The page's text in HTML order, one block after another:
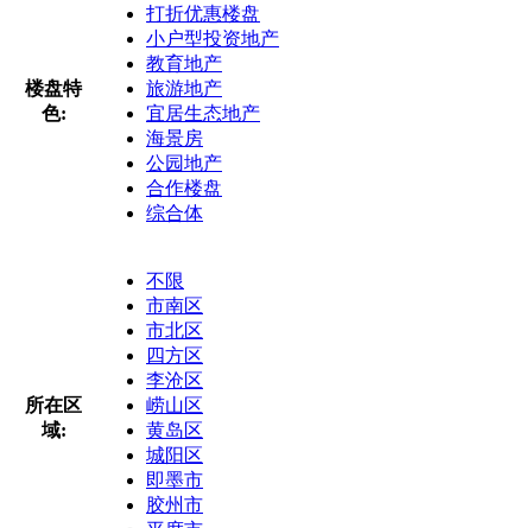
楼盘特
色:
打折优惠楼盘
小户型投资地产
教育地产
旅游地产
宜居生态地产
海景房
公园地产
合作楼盘
综合体
所在区
域:
不限
市南区
市北区
四方区
李沧区
崂山区
黄岛区
城阳区
即墨市
胶州市